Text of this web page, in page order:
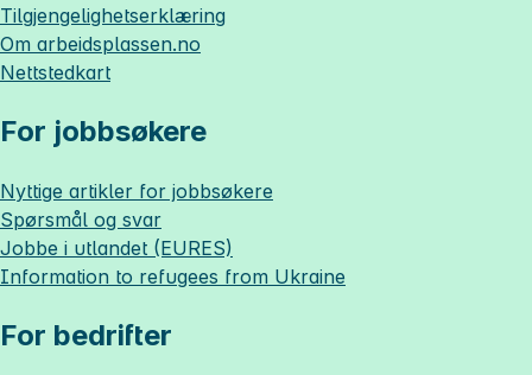
Tilgjengelighetserklæring
Om arbeidsplassen.no
Nettstedkart
For jobbsøkere
Nyttige artikler for jobbsøkere
Spørsmål og svar
Jobbe i utlandet (EURES)
Information to refugees from Ukraine
For bedrifter